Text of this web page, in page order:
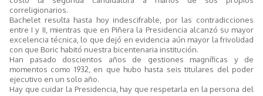
correligionarios.
Bachelet resulta hasta hoy indescifrable, por las contradicciones
entre I y II, mientras que en Piñera la Presidencia alcanzó su mayor
excelencia técnica, lo que dejó en evidencia aún mayor la frivolidad
con que Boric habitó nuestra bicentenaria institución.
Han pasado doscientos años de gestiones magníficas y de
momentos como 1932, en que hubo hasta seis titulares del poder
ejecutivo en un solo año.
Hay que cuidar la Presidencia, hay que respetarla en la persona del